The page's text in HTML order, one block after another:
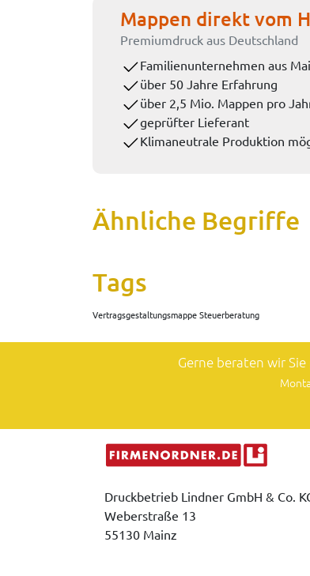
Mappen direkt vom
Premiumdruck aus Deutschland
Familienunternehmen aus
über 50 Jahre Erfahrung
über 2,5 Mio. Mappen pro
geprüfter Lieferant
Klimaneutrale Produktion
Ähnliche Begriffe
Tags
Vertragsgestaltungsmappe Steuerberatung
Gerne beraten wir
Druckbetrieb Lindner GmbH & Co.
Weberstraße 13
55130 Mainz